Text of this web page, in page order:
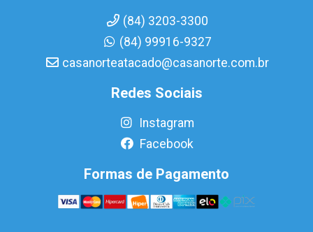
(84) 3203-3300
(84) 99916-9327
casanorteatacado@casanorte.com.br
Redes Sociais
Instagram
Facebook
Formas de Pagamento